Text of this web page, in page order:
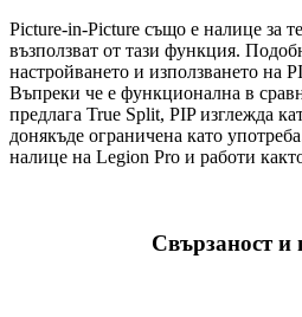
Picture-in-Picture също е налице за
възползват от тази функция.
настройването и използването на
Въпреки че е функционална в
предлага True Split, PIP изглежда
донякъде ограничена като
налице на Legion Pro и работи
Свързаност и